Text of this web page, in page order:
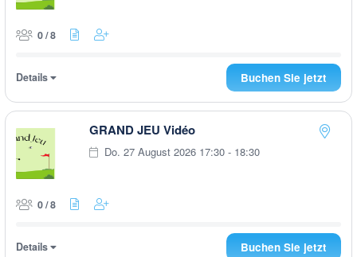
0 / 8
Details Buchen Sie jetzt
GRAND JEU Vidéo
Do. 27 August 2026 17:30 - 18:30
0 / 8
Details Buchen Sie jetzt